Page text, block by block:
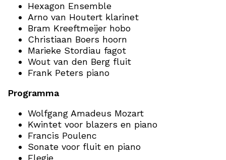
Hexagon Ensemble
Arno van Houtert klarinet
Bram Kreeftmeijer hobo
Christiaan Boers hoorn
Marieke Stordiau fagot
Wout van den Berg fluit
Frank Peters piano
Programma
Wolfgang Amadeus Mozart
Kwintet voor blazers en piano
Francis Poulenc
Sonate voor fluit en piano